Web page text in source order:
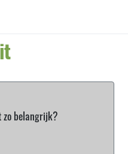
belangrijk?